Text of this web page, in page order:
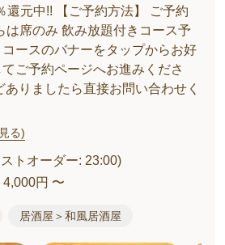
還元中!! 【ご予約方法】 ご予約
は席のみ 飲み放題付きコース予
ースのバナーをタップからお好
ご予約ページへお進みくださ
りましたら直接お問い合わせく
る)
トオーダー: 23:00)
4,000円 〜
居酒屋＞和風居酒屋